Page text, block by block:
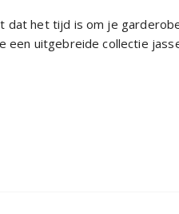
dat het tijd is om je
een uitgebreide collectie